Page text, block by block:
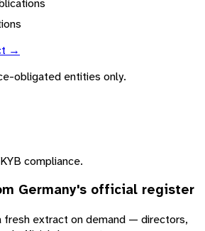
→
obligated entities only.
compliance.
Germany's official register
fresh extract on demand — directors,